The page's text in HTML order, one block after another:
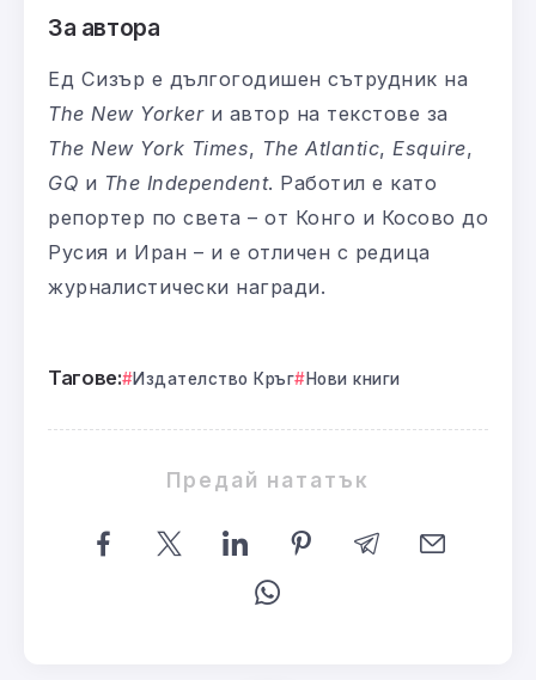
За автора
Ед Сизър е дългогодишен сътрудник на
The New Yorkerи автор на текстове за
The New York Times, The Atlantic, Esquire,
GQ и The Independent. Работил е като
репортер по света – от Конго и Косово до
Русия и Иран – и е отличен с редица
журналистически награди.
Тагове: Издателство Кръг Нови книги
Предай нататък